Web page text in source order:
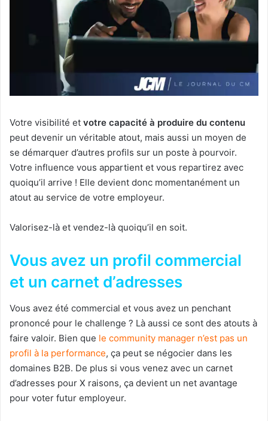
Votre visibilité et votre capacité à produire du contenu
peut devenir un véritable atout, mais aussi un moyen de
se démarquer d’autres profils sur un poste à pourvoir.
Votre influence vous appartient et vous repartirez avec
quoiqu’il arrive ! Elle devient donc momentanément un
atout au service de votre employeur.
Valorisez-là et vendez-là quoiqu’il en soit.
Vous avez un profil commercial
et un carnet d’adresses
Vous avez été commercial et vous avez un penchant
prononcé pour le challenge ? Là aussi ce sont des atouts à
faire valoir. Bien que le community manager n’est pas un
profil à la performance, ça peut se négocier dans les
domaines B2B. De plus si vous venez avec un carnet
d’adresses pour X raisons, ça devient un net avantage
pour voter futur employeur.